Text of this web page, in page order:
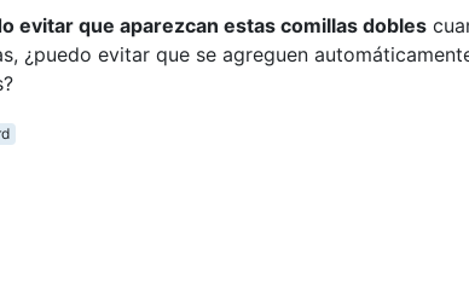
evitar que aparezcan estas comillas dobles
¿puedo evitar que se agreguen